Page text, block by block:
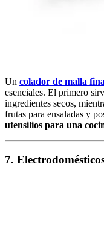
Un colador de malla fina
esenciales. El primero
ingredientes secos,
frutas para ensaladas y
utensilios para una
7.